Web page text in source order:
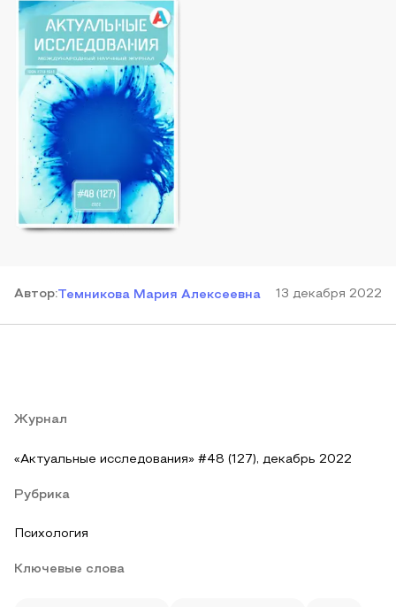
Автор:Темникова Мария Алексеевна 13 декабря 2022
Журнал
«Актуальные исследования» #48 (127), декабрь 2022
Рубрика
Психология
Ключевые слова